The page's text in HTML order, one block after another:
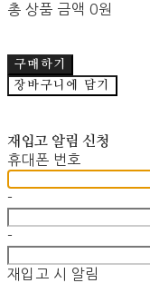
총 상품 금액 0원
구매하기
장바구니에 담기
재입고 알림 신청
휴대폰 번호
-
-
재입고 시 알림